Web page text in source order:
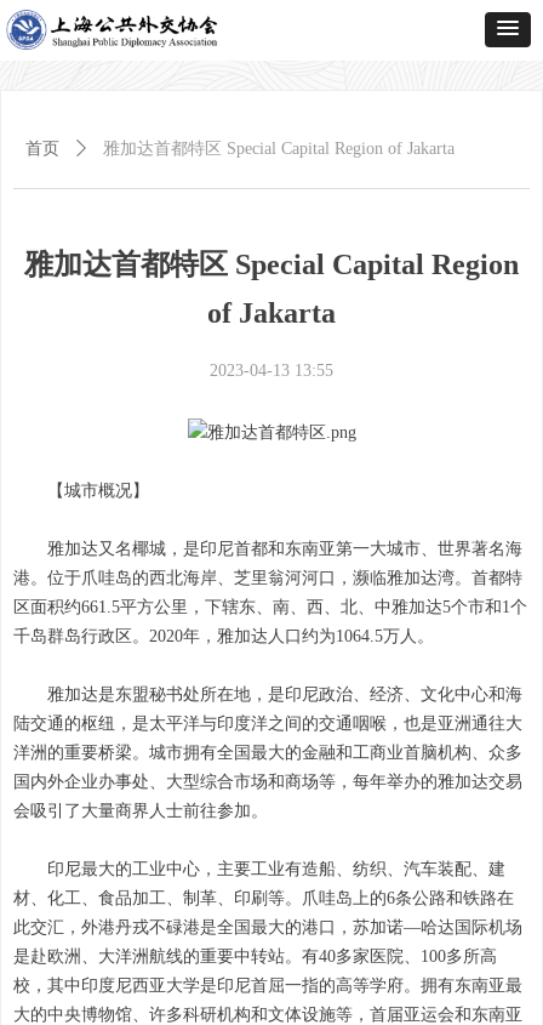
雅加达首都特区 Special Capital Region
of Jakarta
【城市概况】
雅加达又名椰城，是印尼首都和东南亚第一大城市、世界著名海
港。位于爪哇岛的西北海岸、芝里翁河河口，濒临雅加达湾。首都特
区面积约661.5平方公里，下辖东、南、西、北、中雅加达5个市和1个
千岛群岛行政区。2020年，雅加达人口约为1064.5万人。
雅加达是东盟秘书处所在地，是印尼政治、经济、文化中心和海
陆交通的枢纽，是太平洋与印度洋之间的交通咽喉，也是亚洲通往大
洋洲的重要桥梁。城市拥有全国最大的金融和工商业首脑机构、众多
国内外企业办事处、大型综合市场和商场等，每年举办的雅加达交易
会吸引了大量商界人士前往参加。
印尼最大的工业中心，主要工业有造船、纺织、汽车装配、建
材、化工、食品加工、制革、印刷等。爪哇岛上的6条公路和铁路在
此交汇，外港丹戎不碌港是全国最大的港口，苏加诺—哈达国际机场
是赴欧洲、大洋洲航线的重要中转站。有40多家医院、100多所高
校，其中印度尼西亚大学是印尼首屈一指的高等学府。拥有东南亚最
大的中央博物馆、许多科研机构和文体设施等，首届亚运会和东南亚
首页 ꄲ 雅加达首都特区 Special Capital Region of Jakarta
2023-04-13 13:55